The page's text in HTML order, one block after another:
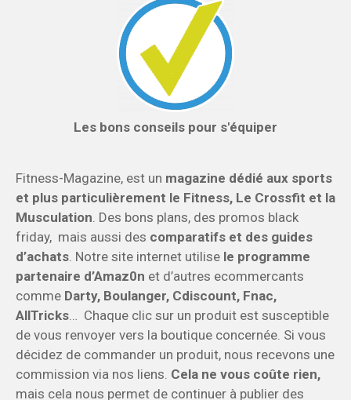
Les bons conseils pour s'équiper
Fitness-Magazine, est un magazine dédié aux sports
et plus particulièrement le Fitness, Le Crossfit et la
Musculation . Des bons plans, des promos black
friday, mais aussi des comparatifs et des guides
d’achats . Notre site internet utilise le programme
partenaire d’Amaz0n et d’autres ecommercants
comme Darty, Boulanger, Cdiscount, Fnac,
AllTricks … Chaque clic sur un produit est susceptible
de vous renvoyer vers la boutique concernée. Si vous
décidez de commander un produit, nous recevons une
commission via nos liens. Cela ne vous coûte rien,
mais cela nous permet de continuer à publier des